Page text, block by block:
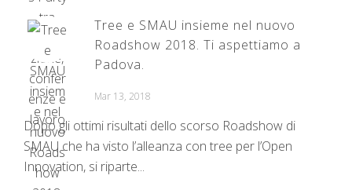
Tree e SMAU insieme nel nuovo
Roadshow 2018. Ti aspettiamo a
Padova.
Mar 13, 2018
Dopo gli ottimi risultati dello scorso Roadshow di
SMAU che ha visto l’alleanza con tree per l’Open
Innovation, si riparte...